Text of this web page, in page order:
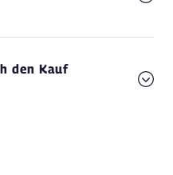
den Kauf